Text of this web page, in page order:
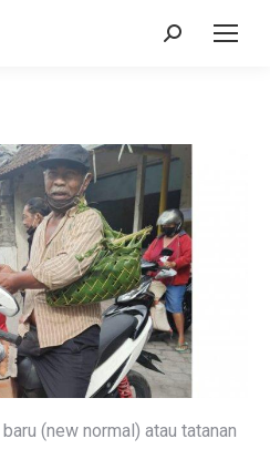
Search:
(new normal) atau tatanan